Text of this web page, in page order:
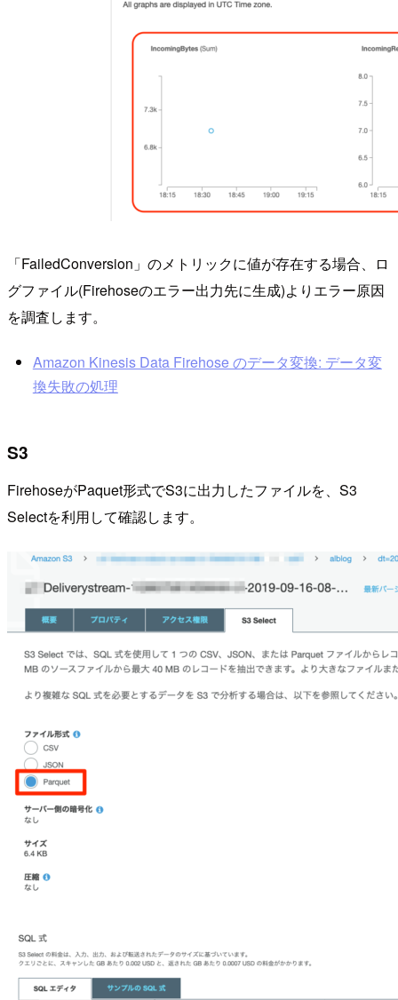
「FailedConversion」のメトリックに値が存在する場合、ロ
グファイル(Firehoseのエラー出力先に生成)よりエラー原因
を調査します。
Amazon Kinesis Data Firehose のデータ変換: データ変
換失敗の処理
S3
FirehoseがPaquet形式でS3に出力したファイルを、S3
Selectを利用して確認します。